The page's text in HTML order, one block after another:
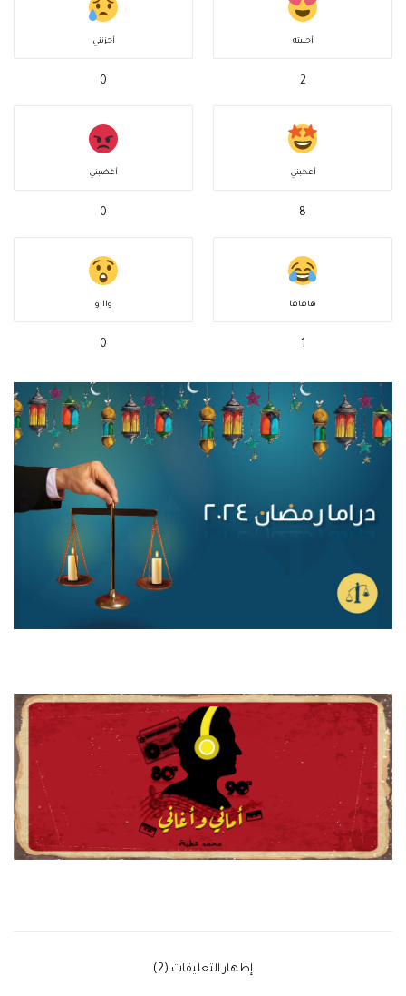
أحببته
2
أحزنني
0
أعجبني
8
أغضبني
0
هاهاها
1
واااو
0
‫إظهار التعليقات (2)